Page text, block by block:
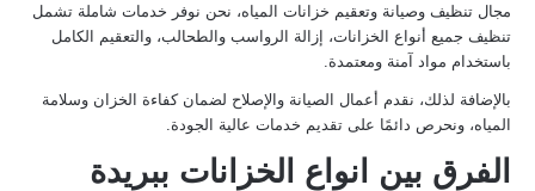
مجال تنظيف وصيانة وتعقيم خزانات المياه، نحن نوفر خدمات شاملة تشمل
تنظيف جميع أنواع الخزانات، إزالة الرواسب والطحالب، والتعقيم الكامل
باستخدام مواد آمنة ومعتمدة.
بالإضافة لذلك، نقدم أعمال الصيانة والإصلاح لضمان كفاءة الخزان وسلامة
المياه، ونحرص دائمًا على تقديم خدمات عالية الجودة.
الفرق بين انواع الخزانات ببريدة